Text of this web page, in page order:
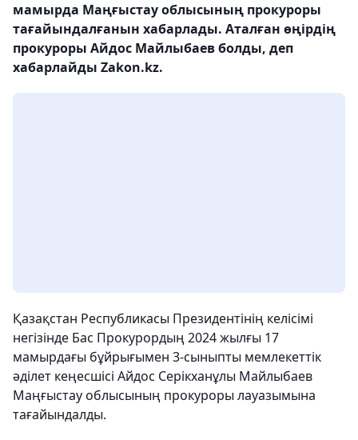
мамырда Маңғыстау облысының прокуроры
тағайындалғанын хабарлады. Аталған өңірдің
прокуроры Айдос Майлыбаев болды, деп
хабарлайды Zakon.kz.
Қазақстан Республикасы Президентінің келісімі
негізінде Бас Прокурордың 2024 жылғы 17
мамырдағы бұйрығымен 3-сыныпты мемлекеттік
әділет кеңесшісі Айдос Серікханұлы Майлыбаев
Маңғыстау облысының прокуроры лауазымына
тағайындалды.